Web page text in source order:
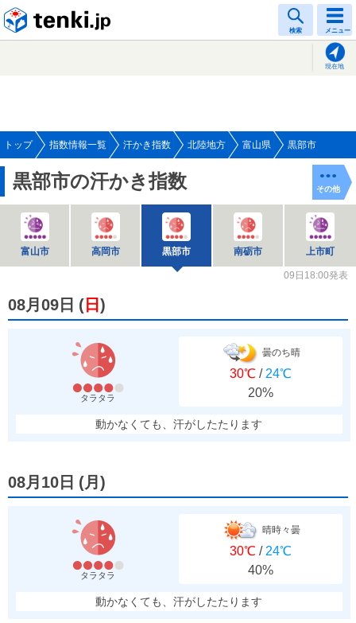
検索 メニュー
現在地
トップ 指数情報一覧 汗かき指数 北陸地方 富山県 黒部市
黒部市の汗かき指数
富山市 高岡市 黒部市 南砺市 上市町
その他
09日18:00発表
08月09日 ( 日 )
タラタラ
曇のち晴
30℃ / 24℃
20%
動かなくても、汗がしたたります
08月10日 (月 )
タラタラ
晴時々曇
30℃ / 24℃
40%
動かなくても、汗がしたたります